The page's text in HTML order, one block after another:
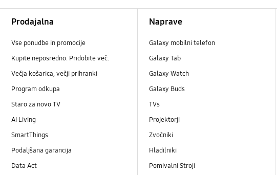
Prodajalna
Vse ponudbe in promocije
Kupite neposredno. Pridobite več.
Večja košarica, večji prihranki
Program odkupa
Staro za novo TV
AI Living
SmartThings
Podaljšana garancija
Data Act
Naprave
Galaxy mobilni telefon
Galaxy Tab
Galaxy Watch
Galaxy Buds
TVs
Projektorji
Zvočniki
Hladilniki
Pomivalni Stroji